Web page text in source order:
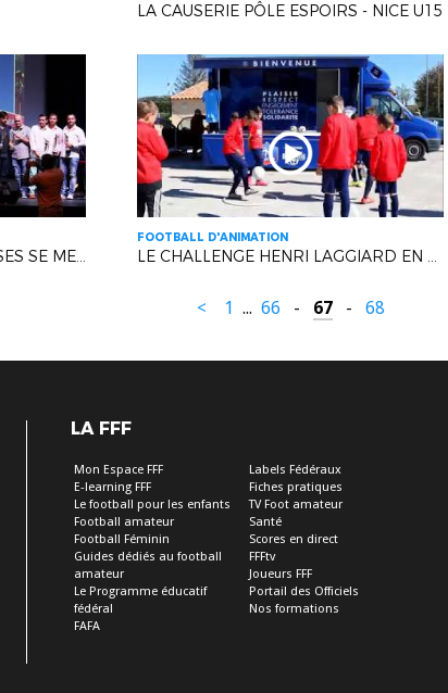
LA CAUSERIE PÔLE ESPOIRS - NICE U15
LA SOIRÉE DES RÉCOMPENSES SE MET EN SEYNE !
FOOTBALL D'ANIMATION
LE CHALLENGE HENRI LAGGIARD EN LIVE !
< 1 ... 66 - 67 - 68
LA FFF
Mon Espace FFF
E-learning FFF
Le football pour les enfants
Football amateur
Football Féminin
Guides dédiés au football
amateur
Le Programme éducatif
fédéral
FAFA
Labels Fédéraux
Fiches pratiques
TV Foot amateur
Santé
Scores en direct
FFFtv
Joueurs FFF
Portail des Officiels
Nos formations